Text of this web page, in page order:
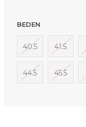
BEDEN
40.5 41.5
44.5 45.5